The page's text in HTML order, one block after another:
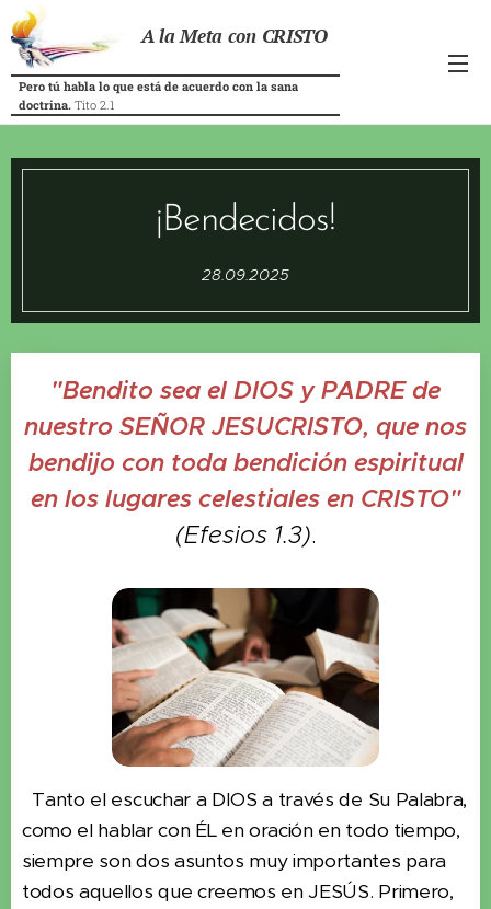
A la Meta con CRISTO
Pero tú habla lo que está de acuerdo con la sana
doctrina. Tito 2.1
¡Bendecidos!
28.09.2025
"Bendito sea el DIOS y PADRE de
nuestro SEÑOR JESUCRISTO, que nos
bendijo con toda bendición espiritual
en los lugares celestiales en CRISTO"
(Efesios 1.3).
Tanto el escuchar a DIOS a través de Su Palabra,
como el hablar con ÉL en oración en todo tiempo,
siempre son dos asuntos muy importantes para
todos aquellos que creemos en JESÚS. Primero,